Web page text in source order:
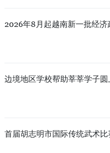
2026年8月起越南新一批经济
边境地区学校帮助莘莘学子圆
首届胡志明市国际传统武术